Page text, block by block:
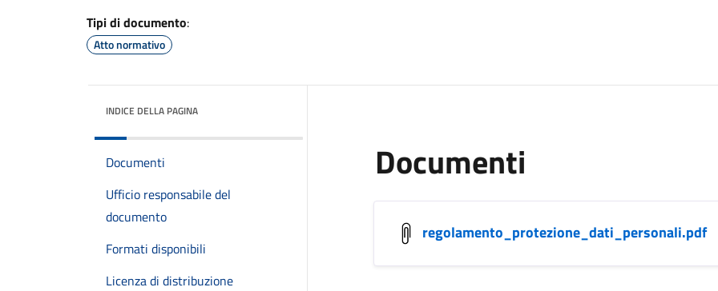
Tipi di documento:
Atto normativo
INDICE DELLA PAGINA
Documenti
Ufficio responsabile del
documento
Formati disponibili
Licenza di distribuzione
Documenti
regolamento_protezione_dati_personali.pdf